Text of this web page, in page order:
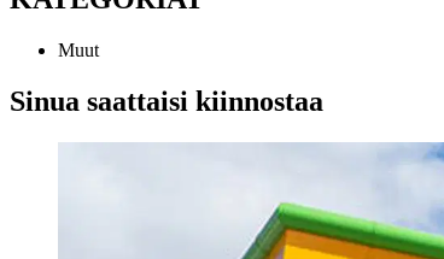
Muut
Sinua saattaisi kiinnostaa